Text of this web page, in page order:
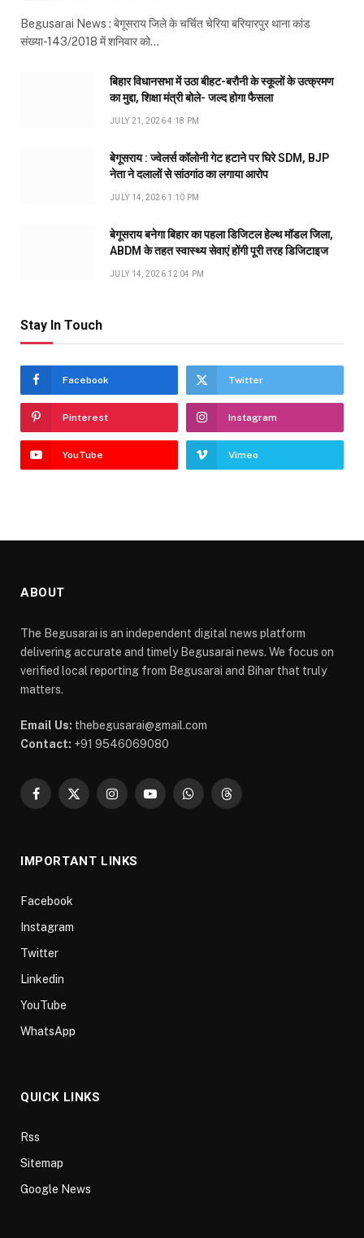
Begusarai News : बेगूसराय जिले के चर्चित चेरिया बरियारपुर थाना कांड
संख्या-143/2018 में शनिवार को…
बिहार विधानसभा में उठा बीहट-बरौनी के स्कूलों के उत्क्रमण
का मुद्दा, शिक्षा मंत्री बोले- जल्द होगा फैसला
JULY 21, 2026 4:18 PM
बेगूसराय : ज्वेलर्स कॉलोनी गेट हटाने पर घिरे SDM, BJP
नेता ने दलालों से सांठगांठ का लगाया आरोप
JULY 14, 2026 1:10 PM
बेगूसराय बनेगा बिहार का पहला डिजिटल हेल्थ मॉडल जिला,
ABDM के तहत स्वास्थ्य सेवाएं होंगी पूरी तरह डिजिटाइज
JULY 14, 2026 12:04 PM
Stay In Touch
Facebook Twitter
Pinterest Instagram
YouTube Vimeo
ABOUT
The Begusarai is an independent digital news platform
delivering accurate and timely Begusarai news. We focus on
verified local reporting from Begusarai and Bihar that truly
matters.
Email Us: thebegusarai@gmail.com
Contact: +91 9546069080
Facebook
X
InstagramYouTubeWhatsAppThreads
IMPORTANT LINKS
Facebook
Instagram
Twitter
Linkedin
YouTube
WhatsApp
QUICK LINKS
Rss
Sitemap
Google News